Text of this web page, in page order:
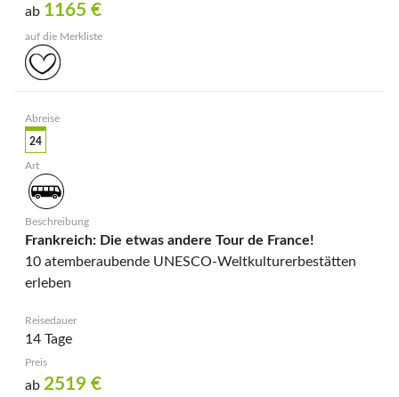
ab 1165 €
24
Frankreich: Die etwas andere Tour de France!
10 atemberaubende UNESCO-Weltkulturerbestätten
erleben
14 Tage
ab 2519 €